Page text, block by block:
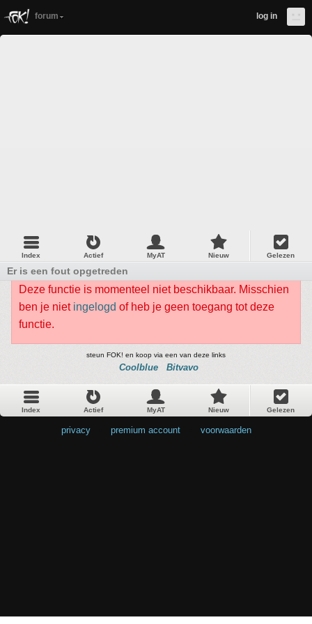
forum log in
Index Actief MyAT Nieuw Gelezen
Er is een fout opgetreden
Deze functie is momenteel niet beschikbaar. Misschien
ben je niet ingelogd of heb je geen toegang tot deze
functie.
steun FOK! en koop via een van deze links
Coolblue Bitvavo
Index Actief MyAT Nieuw Gelezen
privacy premium account voorwaarden